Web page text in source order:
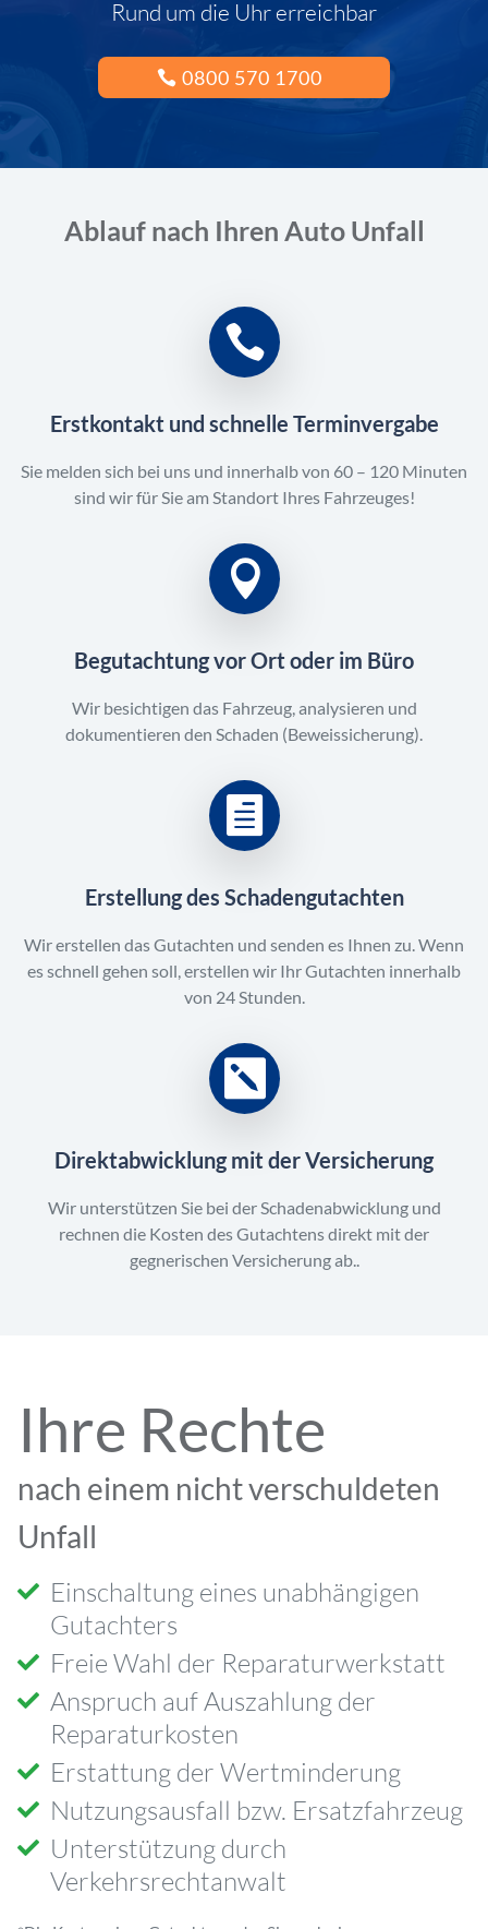
Rund um die Uhr erreichbar
0800 570 1700
Ablauf nach Ihren Auto Unfall
Erstkontakt und schnelle Terminvergabe
Sie melden sich bei uns und innerhalb von 60 – 120 Minuten
sind wir für Sie am Standort Ihres Fahrzeuges!
Begutachtung vor Ort oder im Büro
Wir besichtigen das Fahrzeug, analysieren und
dokumentieren den Schaden (Beweissicherung).
Erstellung des Schadengutachten
Wir erstellen das Gutachten und senden es Ihnen zu. Wenn
es schnell gehen soll, erstellen wir Ihr Gutachten innerhalb
von 24 Stunden.
Direktabwicklung mit der Versicherung
Wir unterstützen Sie bei der Schadenabwicklung und
rechnen die Kosten des Gutachtens direkt mit der
gegnerischen Versicherung ab..
Ihre Rechte
nach einem nicht verschuldeten
Unfall
Einschaltung eines unabhängigen
Gutachters
Freie Wahl der Reparaturwerkstatt
Anspruch auf Auszahlung der
Reparaturkosten
Erstattung der Wertminderung
Nutzungsausfall bzw. Ersatzfahrzeug
Unterstützung durch
Verkehrsrechtanwalt